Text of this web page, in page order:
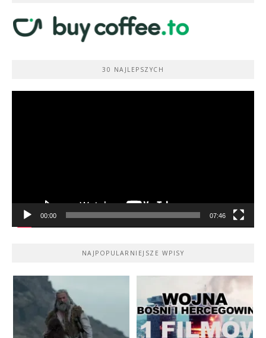
30 NAJLEPSZYCH
00:00 07:46
NAJPOPULARNIEJSZE WPISY